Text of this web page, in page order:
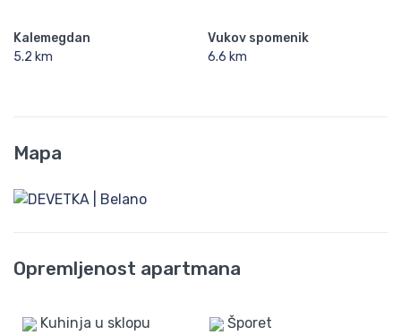
Kalemegdan
5.2 km
Vukov spomenik
6.6 km
Mapa
Opremljenost apartmana
Kuhinja u sklopu
Šporet